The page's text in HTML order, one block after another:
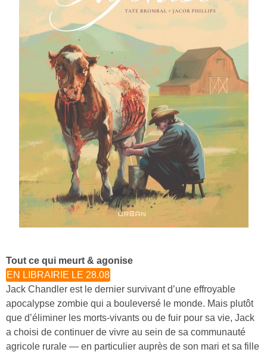
Tout ce qui meurt & agonise
EN LIBRAIRIE LE 28.08
Jack Chandler est le dernier survivant d’une effroyable
apocalypse zombie qui a bouleversé le monde. Mais plutôt
que d’éliminer les morts-vivants ou de fuir pour sa vie, Jack
a choisi de continuer de vivre au sein de sa communauté
agricole rurale — en particulier auprès de son mari et sa fille